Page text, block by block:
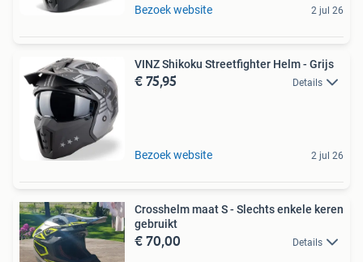
Bezoek website 2 jul 26
VINZ Shikoku Streetfighter Helm - Grijs
€ 75,95 Details
Bezoek website 2 jul 26
Crosshelm maat S - Slechts enkele keren
gebruikt
€ 70,00 Details